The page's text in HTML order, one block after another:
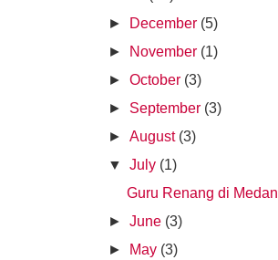
►
December (5)
►
November (1)
►October (3)
► September (3)
►August (3)
▼
July (1)
Guru Renang di Medan
►June (3)
►
May (3)